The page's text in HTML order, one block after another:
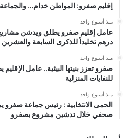
إقليم صفرو: المواطن خدام…
منذ أسبوع واحد
درهم تخليداً للذكرى السابعة
منذ أسبوع واحد
صفرو تعزز بنيتها البيئية.. عامل
للنفايات المنزلية
منذ أسبوع واحد
الحمى الانتخابية : رئيس جماعة صفرو
صحفي خلال تدشين مشروع بصفرو